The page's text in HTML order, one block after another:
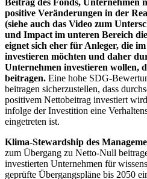
Beitrag des Fonds, Unternehmen
positive Veränderungen in der
(siehe auch das Video zum
und Impact im unteren Bereich
eignet sich eher für Anleger, die
investieren möchten und daher
Unternehmen investieren wollen,
beitragen. Eine hohe SDG-
beitragen sicherzustellen, dass
positivem Nettobeitrag investiert
infolge der Investition eine
eingetreten ist.
Klima-Stewardship des
zum Übergang zu Netto-Null
investierten Unternehmen für
geprüfte Übergangspläne bis 2050